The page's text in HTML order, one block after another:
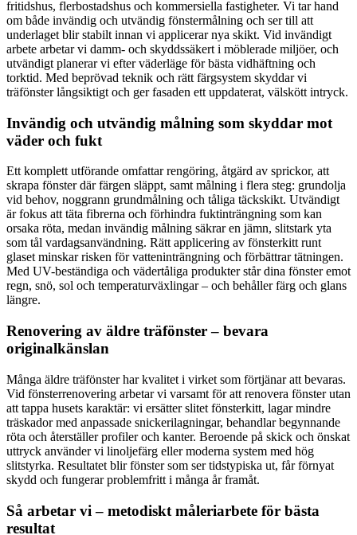
fritidshus, flerbostadshus och kommersiella fastigheter. Vi tar hand
om både invändig och utvändig fönstermålning och ser till att
underlaget blir stabilt innan vi applicerar nya skikt. Vid invändigt
arbete arbetar vi damm- och skyddssäkert i möblerade miljöer, och
utvändigt planerar vi efter väderläge för bästa vidhäftning och
torktid. Med beprövad teknik och rätt färgsystem skyddar vi
träfönster långsiktigt och ger fasaden ett uppdaterat, välskött intryck.
Invändig och utvändig målning som skyddar mot
väder och fukt
Ett komplett utförande omfattar rengöring, åtgärd av sprickor, att
skrapa fönster där färgen släppt, samt målning i flera steg: grundolja
vid behov, noggrann grundmålning och tåliga täckskikt. Utvändigt
är fokus att täta fibrerna och förhindra fuktinträngning som kan
orsaka röta, medan invändig målning säkrar en jämn, slitstark yta
som tål vardagsanvändning. Rätt applicering av fönsterkitt runt
glaset minskar risken för vatteninträngning och förbättrar tätningen.
Med UV-beständiga och vädertåliga produkter står dina fönster emot
regn, snö, sol och temperaturväxlingar – och behåller färg och glans
längre.
Renovering av äldre träfönster – bevara
originalkänslan
Många äldre träfönster har kvalitet i virket som förtjänar att bevaras.
Vid fönsterrenovering arbetar vi varsamt för att renovera fönster utan
att tappa husets karaktär: vi ersätter slitet fönsterkitt, lagar mindre
träskador med anpassade snickerilagningar, behandlar begynnande
röta och återställer profiler och kanter. Beroende på skick och önskat
uttryck använder vi linoljefärg eller moderna system med hög
slitstyrka. Resultatet blir fönster som ser tidstypiska ut, får förnyat
skydd och fungerar problemfritt i många år framåt.
Så arbetar vi – metodiskt måleriarbete för bästa
resultat